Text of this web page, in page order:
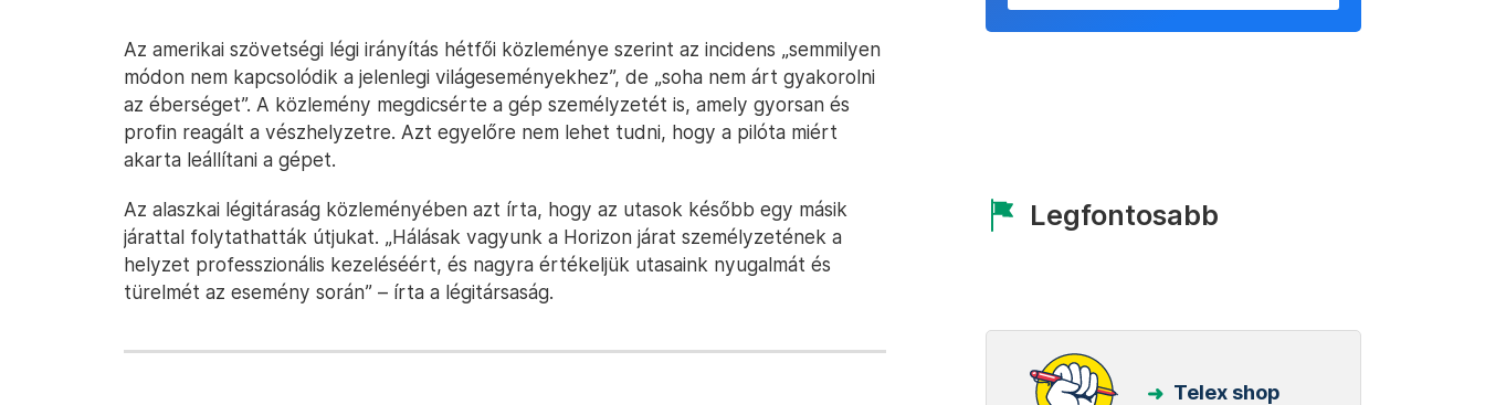
Az amerikai szövetségi légi irányítás hétfői közleménye szerint az incidens „semmilyen
módon nem kapcsolódik a jelenlegi világeseményekhez”, de „soha nem árt gyakorolni
az éberséget”. A közlemény megdicsérte a gép személyzetét is, amely gyorsan és
profin reagált a vészhelyzetre. Azt egyelőre nem lehet tudni, hogy a pilóta miért
akarta leállítani a gépet.
Az alaszkai légitáraság közleményében azt írta, hogy az utasok később egy másik
járattal folytathatták útjukat. „Hálásak vagyunk a Horizon járat személyzetének a
helyzet professzionális kezeléséért, és nagyra értékeljük utasaink nyugalmát és
türelmét az esemény során” – írta a légitársaság.
Legfontosabb
Telex shop